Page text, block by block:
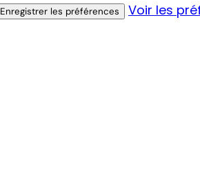
Enregistrer les préférences Voir les